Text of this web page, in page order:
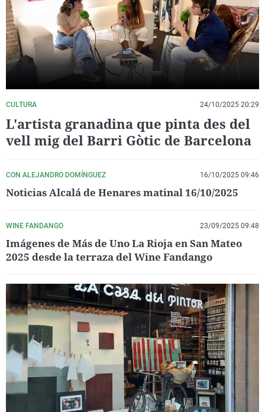
La rosa de los vientos
Gente viajera
Como el perro y el
Caso
Retornados
Equipo de
Operación Viuda
Extremadura
Galicia
La Rioja
Navarra
País Vasco
Virales
Televisión
Elecciones
CULTURA 24/10/2025 20:29
L'artista granadina que pinta des del
vell mig del Barri Gòtic de Barcelona
CON ALEJANDRO DOMÍNGUEZ 16/10/2025 09:46
Noticias Alcalá de Henares matinal 16/10/2025
WINE FANDANGO 23/09/2025 09:48
Imágenes de Más de Uno La Rioja en San Mateo
2025 desde la terraza del Wine Fandango